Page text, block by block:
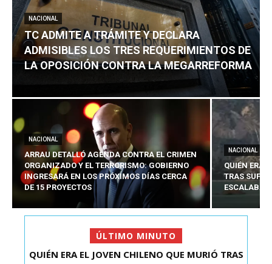
NACIONAL
TC ADMITE A TRÁMITE Y DECLARA
ADMISIBLES LOS TRES REQUERIMIENTOS DE
LA OPOSICIÓN CONTRA LA MEGARREFORMA
NACIONAL
ARRAU DETALLÓ AGENDA CONTRA EL CRIMEN
ORGANIZADO Y EL TERRORISMO: GOBIERNO
INGRESARÁ EN LOS PRÓXIMOS DÍAS CERCA
DE 15 PROYECTOS
NACIONAL
QUIÉN ERA
TRAS
ESCALABA
ÚLTIMO MINUTO
TC ADMITE A TRÁMITE Y DECLARA ADMISIBLES
QUIÉN ERA EL JOVEN CHILENO QUE MURIÓ TRAS